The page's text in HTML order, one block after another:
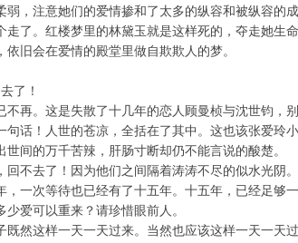
弱，注意她们的爱情掺和了太多的纵容和被纵容的
走了。红楼梦里的林黛玉就是这样死的，夺走她生
依旧会在爱情的殿堂里做自欺欺人的梦。
了！
不再。这是失散了十几年的恋人顾曼桢与沈世钧，
句话！人世的苍凉，全括在了其中。这也该张爱玲
世间的万千苦辣，肝肠寸断却仍不能言说的酸楚。
回不去了！因为他们之间隔着涛涛不尽的似水光阴
，一次等待也已经有了十五年。十五年，已经足够
少爱可以重来？请珍惜眼前人。
既然这样一天一天过来。当然也应该这样一天一天